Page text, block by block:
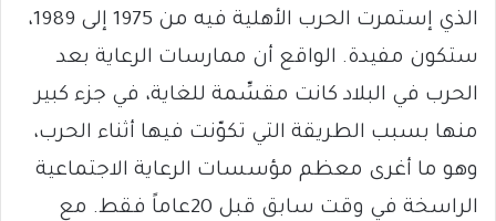
الذي إستمرت الحرب الأهلية فيه من 1975 إلى 1989،
ستكون مفيدة. الواقع أن ممارسات الرعاية بعد
الحرب في البلاد كانت مقسِّمة للغاية، في جزء كبير
منها بسبب الطريقة التي تكوّنت فيها أثناء الحرب،
وهو ما أغرى معظم مؤسسات الرعاية الاجتماعية
الراسخة في وقت سابق قبل 20عاماً فقط. مع